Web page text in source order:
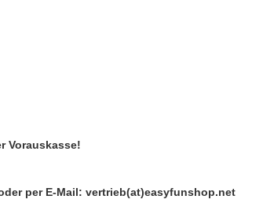
Vorauskasse!
per E-Mail: vertrieb(at)easyfunshop.net